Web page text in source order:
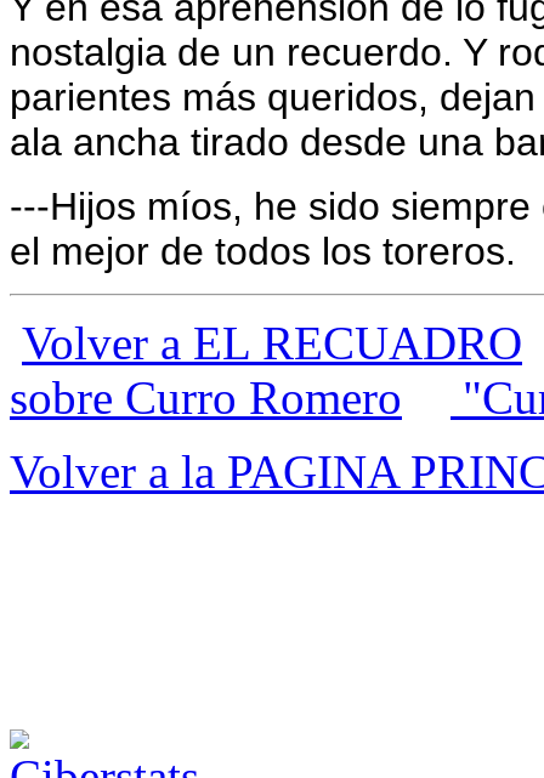
nostalgia de un recuerdo. Y
parientes más queridos,
ala ancha tirado desde una
---Hijos míos, he sido
el mejor de todos los toreros.
Volver a EL RECUADRO
sobre Curro Romero
Volver a la PAGINA